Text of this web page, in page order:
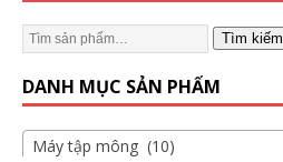
Tìm kiếm
DANH MỤC SẢN PHẨM
Máy tập mông (10)